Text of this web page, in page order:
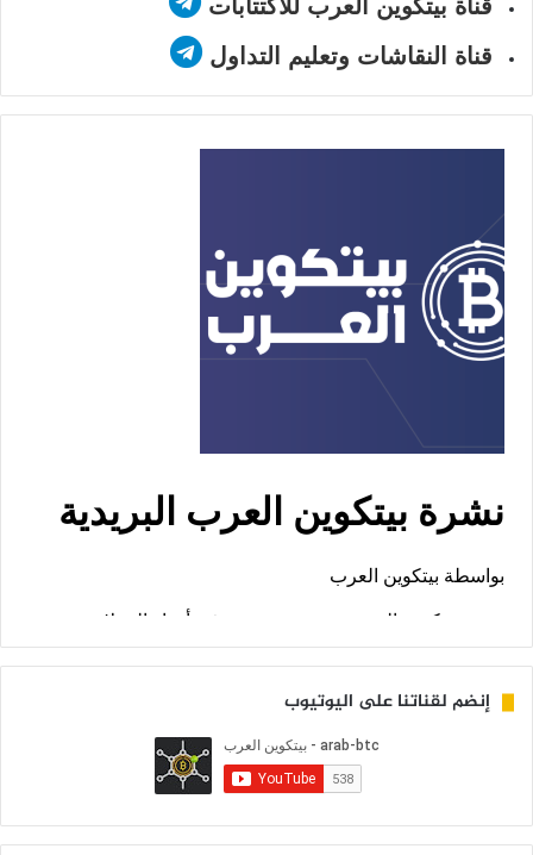
قناة بيتكوين العرب للاكتتابات
قناة النقاشات وتعليم التداول
إنضم لقناتنا على اليوتيوب